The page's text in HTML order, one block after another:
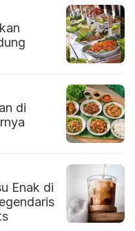
di
Enak di